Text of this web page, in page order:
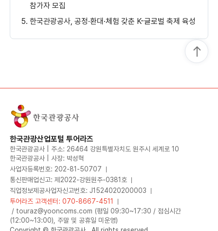
참가자 모집
한국관광공사, 공정·환대·체험 갖춘 K-글로벌 축제 육성
한국관광산업포털 투어라즈
한국관광공사 | 주소: 26464 강원특별자치도 원주시 세계로 10
한국관광공사 | 사장: 박성혁
사업자등록번호: 202-81-50707
통신판매업신고: 제2022-강원원주-0381호
직업정보제공사업자신고번호: J1524020200003
투어라즈 고객센터: 070-8667-4511
/ touraz@yooncoms.com (평일 09:30~17:30 / 점심시간
(12:00~13:00), 주말 및 공휴일 미운영)